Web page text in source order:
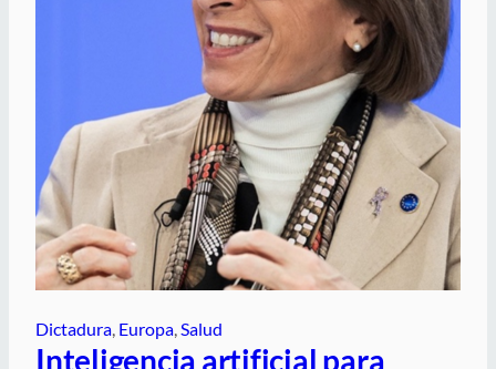
Dictadura, Europa, Salud
Inteligencia artificial para